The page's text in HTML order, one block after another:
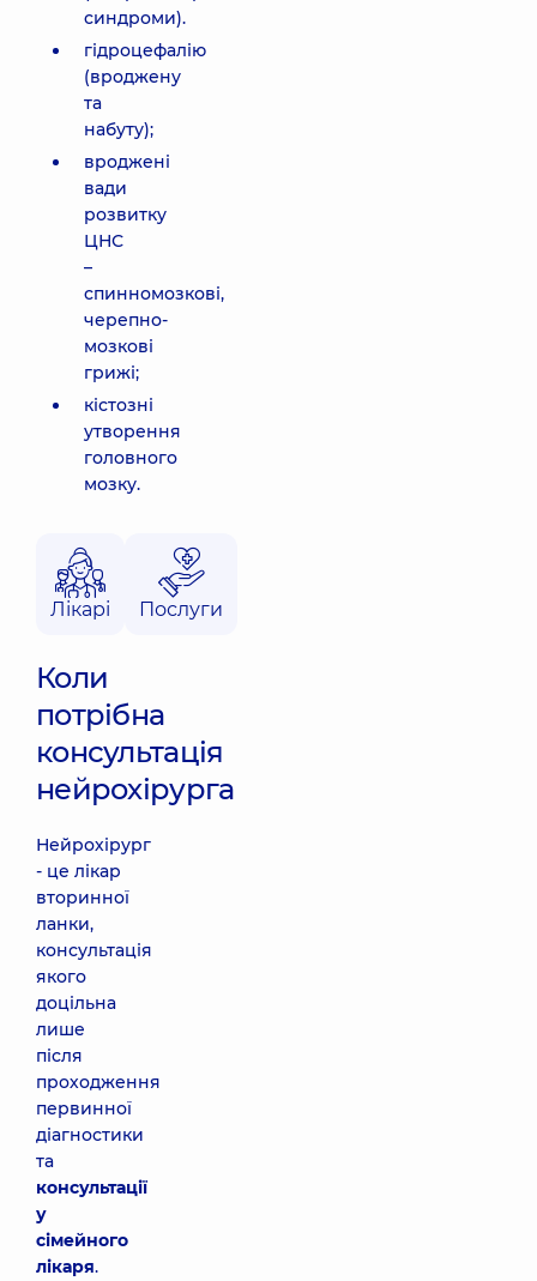
синдроми).
гідроцефалію
(вроджену
та
набуту);
вроджені
вади
розвитку
ЦНС
–
спинномозкові,
черепно-
мозкові
грижі;
кістозні
утворення
головного
мозку.
Лікарі Послуги
Коли
потрібна
консультація
нейрохірурга
Нейрохірург
- це лікар
вторинної
ланки,
консультація
якого
доцільна
лише
після
проходження
первинної
діагностики
та
консультації
у
сімейного
лікаря.